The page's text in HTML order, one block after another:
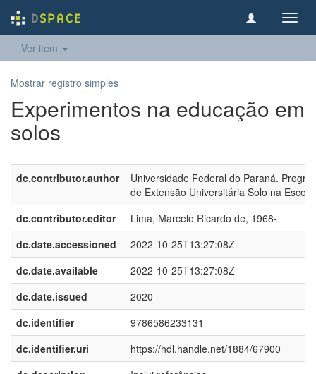
Ver item
Mostrar registro simples
Experimentos na educação em
solos
dc.contributor.author
Universidade Federal do Paraná.
de Extensão Universitária Solo na Escola
dc.contributor.editor
Lima, Marcelo Ricardo de, 1968-
dc.date.accessioned
2022-10-25T13:27:08Z
dc.date.available
2022-10-25T13:27:08Z
dc.date.issued
2020
dc.identifier
9786586233131
dc.identifier.uri
https://hdl.handle.net/1884/67900